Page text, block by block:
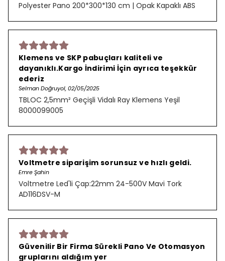
Polyester Pano 200*300*130 cm | Opak Kapaklı ABS
Klemens ve SKP pabuçları kaliteli ve
dayanıklı.Kargo İndirimi İçin ayrıca teşekkür
ederiz
Selman Doğruyol, 02/05/2025
TBLOC 2,5mm² Geçişli Vidalı Ray Klemens Yeşil
8000099005
Voltmetre siparişim sorunsuz ve hızlı geldi.
Emre Şahin
Voltmetre Led'li Çap:22mm 24-500V Mavi Tork
AD116DSV-M
Güvenilir Bir Firma Sürekli Pano Ve Otomasyon
gruplarını aldığım yer